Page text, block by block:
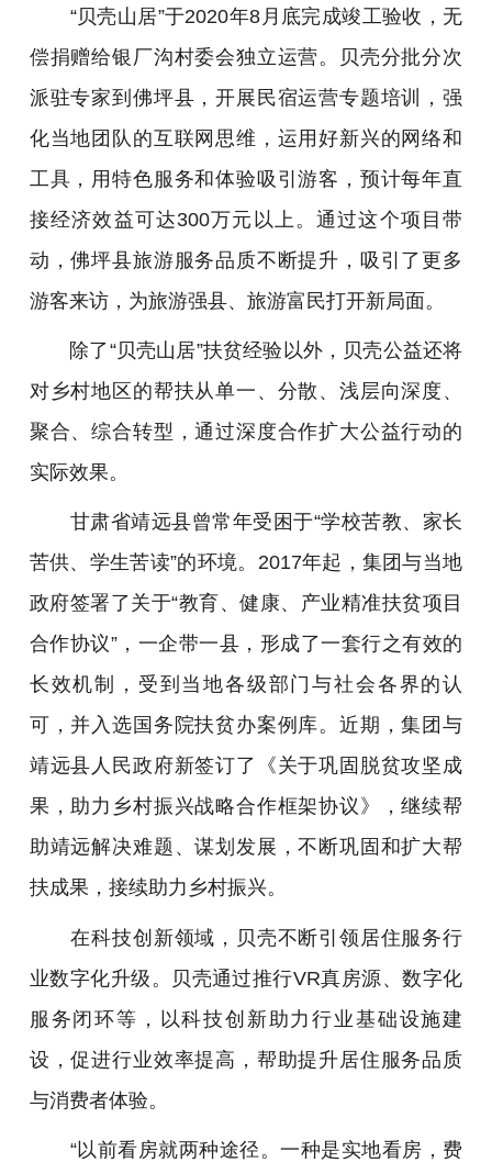
“贝壳山居”于2020年8月底完成竣工验收，无
偿捐赠给银厂沟村委会独立运营。贝壳分批分次
派驻专家到佛坪县，开展民宿运营专题培训，强
化当地团队的互联网思维，运用好新兴的网络和
工具，用特色服务和体验吸引游客，预计每年直
接经济效益可达300万元以上。通过这个项目带
动，佛坪县旅游服务品质不断提升，吸引了更多
游客来访，为旅游强县、旅游富民打开新局面。
除了“贝壳山居”扶贫经验以外，贝壳公益还将
对乡村地区的帮扶从单一、分散、浅层向深度、
聚合、综合转型，通过深度合作扩大公益行动的
实际效果。
甘肃省靖远县曾常年受困于“学校苦教、家长
苦供、学生苦读”的环境。2017年起，集团与当地
政府签署了关于“教育、健康、产业精准扶贫项目
合作协议”，一企带一县，形成了一套行之有效的
长效机制，受到当地各级部门与社会各界的认
可，并入选国务院扶贫办案例库。近期，集团与
靖远县人民政府新签订了《关于巩固脱贫攻坚成
果，助力乡村振兴战略合作框架协议》，继续帮
助靖远解决难题、谋划发展，不断巩固和扩大帮
扶成果，接续助力乡村振兴。
在科技创新领域，贝壳不断引领居住服务行
业数字化升级。贝壳通过推行VR真房源、数字化
服务闭环等，以科技创新助力行业基础设施建
设，促进行业效率提高，帮助提升居住服务品质
与消费者体验。
“以前看房就两种途径。一种是实地看房，费